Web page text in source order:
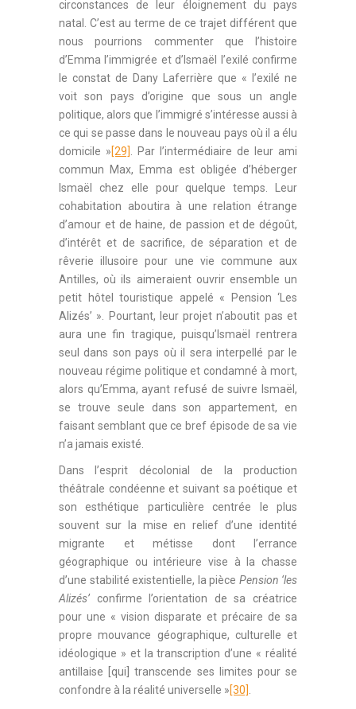
circonstances de leur éloignement du pays
natal. C’est au terme de ce trajet différent que
nous pourrions commenter que l’histoire
d’Emma l’immigrée et d’Ismaël l’exilé confirme
le constat de Dany Laferrière que « l’exilé ne
voit son pays d’origine que sous un angle
politique, alors que l’immigré s’intéresse aussi à
ce qui se passe dans le nouveau pays où il a élu
domicile »[29]
. Par l’intermédiaire de leur ami
commun Max, Emma est obligée d’héberger
Ismaël chez elle pour quelque temps. Leur
cohabitation aboutira à une relation étrange
d’amour et de haine, de passion et de dégoût,
d’intérêt et de sacrifice, de séparation et de
rêverie illusoire pour une vie commune aux
Antilles, où ils aimeraient ouvrir ensemble un
petit hôtel touristique appelé « Pension ‘Les
Alizés’ ». Pourtant, leur projet n’aboutit pas et
aura une fin tragique, puisqu’Ismaël rentrera
seul dans son pays où il sera interpellé par le
nouveau régime politique et condamné à mort,
alors qu’Emma, ayant refusé de suivre Ismaël,
se trouve seule dans son appartement, en
faisant semblant que ce bref épisode de sa vie
n’a jamais existé.
Dans l’esprit décolonial de la production
théâtrale condéenne et suivant sa poétique et
son esthétique particulière centrée le plus
souvent sur la mise en relief d’une identité
migrante et métisse dont l’errance
géographique ou intérieure vise à la chasse
d’une stabilité existentielle, la pièce Pension ‘les
Alizés’confirme l’orientation de sa créatrice
pour une « vision disparate et précaire de sa
propre mouvance géographique, culturelle et
idéologique » et la transcription d’une « réalité
antillaise [qui] transcende ses limites pour se
confondre à la réalité universelle »[30]